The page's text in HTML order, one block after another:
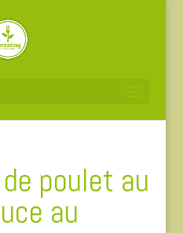
poulet au
au